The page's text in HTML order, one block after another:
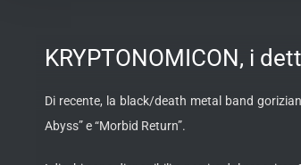
KRYPTONOMICON, i
Di recente, la black/death metal band
Abyss” e “Morbid Return”.